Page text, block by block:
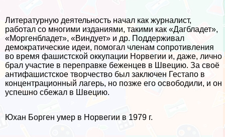
Литературную деятельность начал как журналист,
работал со многими изданиями, такими как «Дагбладет»,
«Моргенбладет», «Виндует» и др. Поддерживал
демократические идеи, помогал члeнам сопротивления
во время фашистской оккупации Норвегии и, даже, лично
брал участие в переправке беженцев в Швецию. За своё
антифашистское творчество был заключен Гестапо в
концентрационный лагерь, но позже его освободили, и он
успешно сбежал в Швецию.
Юхан Борген умер в Норвегии в 1979 г.